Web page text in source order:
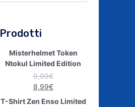
Prodotti
Misterhelmet Token
Ntokul Limited Edition
9,99€
8,99€
T-Shirt Zen Enso Limited